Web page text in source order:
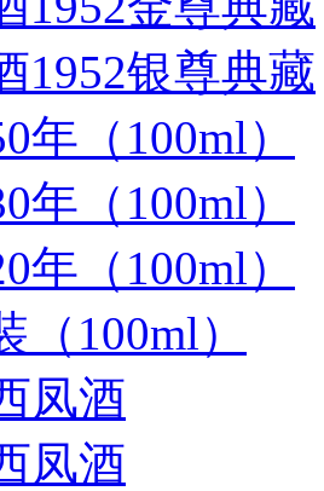
1952银尊典藏
年（100ml）
年（100ml）
年（100ml）
（100ml）
凤酒
凤酒